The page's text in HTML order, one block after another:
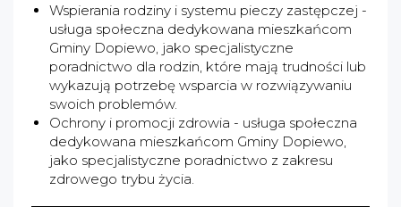
Wspierania rodziny i systemu pieczy zastępczej -
usługa społeczna dedykowana mieszkańcom
Gminy Dopiewo, jako specjalistyczne
poradnictwo dla rodzin, które mają trudności lub
wykazują potrzebę wsparcia w rozwiązywaniu
swoich problemów.
Ochrony i promocji zdrowia - usługa społeczna
dedykowana mieszkańcom Gminy Dopiewo,
jako specjalistyczne poradnictwo z zakresu
zdrowego trybu życia.